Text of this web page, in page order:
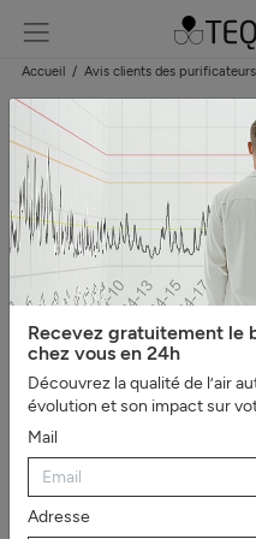
Accueil Avis clients des
Les avis clients sur
TEQOYA
Besoin de vous faire un avis sur
ceux qui ont choisi nos produits.
Catégories
#Tout afficher #Protection
sommeil et ions négatifs
professionnel
#Mauvaises
Produit design,
Recevez gratuitement le
chez vous en 24h
Découvrez la qualité de l’air
évolution et son impact sur
Mail
Adresse